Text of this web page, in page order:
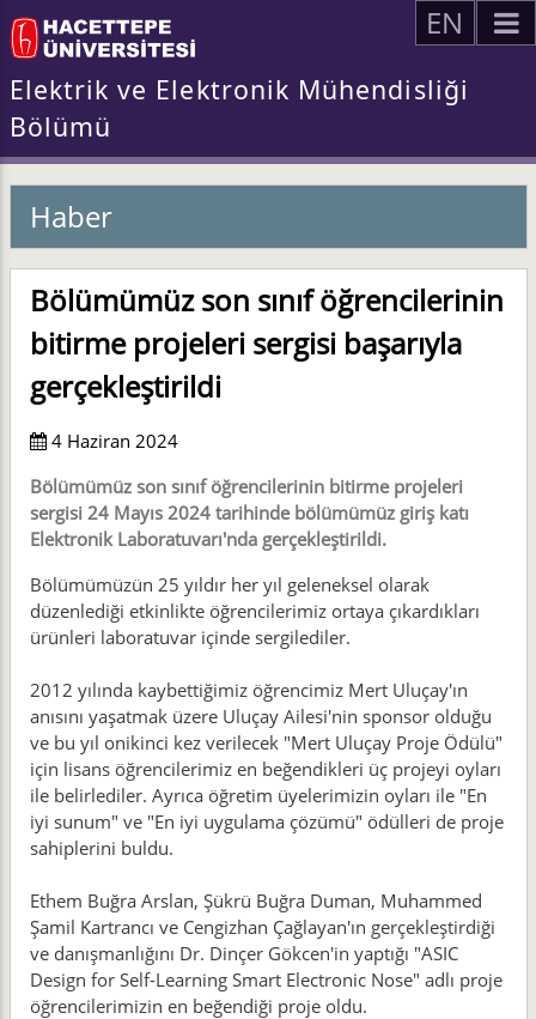
EN
Elektrik ve Elektronik Mühendisliği
Bölümü
Haber
Bölümümüz son sınıf öğrencilerinin
bitirme projeleri sergisi başarıyla
gerçekleştirildi
4 Haziran 2024
Bölümümüz son sınıf öğrencilerinin bitirme projeleri
sergisi 24 Mayıs 2024 tarihinde bölümümüz giriş katı
Elektronik Laboratuvarı'nda gerçekleştirildi.
Bölümümüzün 25 yıldır her yıl geleneksel olarak
düzenlediği etkinlikte öğrencilerimiz ortaya çıkardıkları
ürünleri laboratuvar içinde sergilediler.
2012 yılında kaybettiğimiz öğrencimiz Mert Uluçay'ın
anısını yaşatmak üzere Uluçay Ailesi'nin sponsor olduğu
ve bu yıl onikinci kez verilecek "Mert Uluçay Proje Ödülü"
için lisans öğrencilerimiz en beğendikleri üç projeyi oyları
ile belirlediler. Ayrıca öğretim üyelerimizin oyları ile "En
iyi sunum" ve "En iyi uygulama çözümü" ödülleri de proje
sahiplerini buldu.
Ethem Buğra Arslan, Şükrü Buğra Duman, Muhammed
Şamil Kartrancı ve Cengizhan Çağlayan'ın gerçekleştirdiği
ve danışmanlığını Dr. Dinçer Gökcen'in yaptığı "ASIC
Design for Self-Learning Smart Electronic Nose" adlı proje
öğrencilerimizin en beğendiği proje oldu.